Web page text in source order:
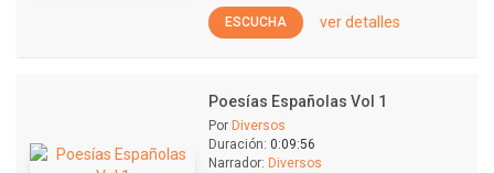
ESCUCHA ver detalles
Poesías Españolas Vol 1
Por Diversos
Duración: 0:09:56
Narrador: Diversos